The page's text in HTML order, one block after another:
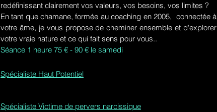
redéfinissant clairement vos valeurs, vos besoins, vos limites ?
En tant que chamane, formée au coaching en 2005, connectée à
votre âme, je vous propose de cheminer ensemble et d'explorer
votre vraie nature et ce qui fait sens pour vous..
Séance 1 heure 75 € - 90 € le samedi
Spécialiste Haut Potentiel
Spécialiste Victime de pervers narcissique